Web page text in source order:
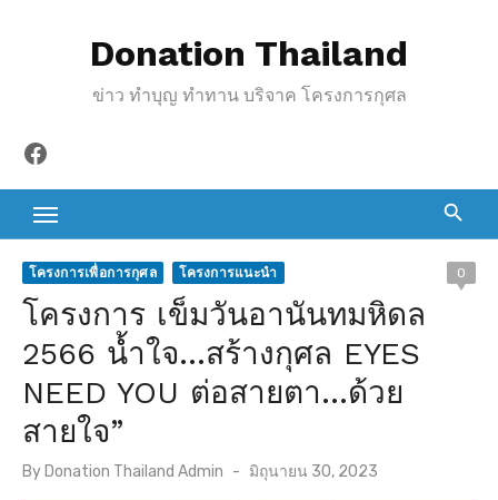
Donation Thailand
ข่าว ทำบุญ ทำทาน บริจาค โครงการกุศล
Facebook
โครงการเพื่อการกุศล โครงการแนะนำ 0
โครงการ เข็มวันอานันทมหิดล
2566 น้ำใจ…สร้างกุศล EYES
NEED YOU ต่อสายตา…ด้วย
สายใจ”
By Donation Thailand Admin
P
มิถุนายน 30, 2023